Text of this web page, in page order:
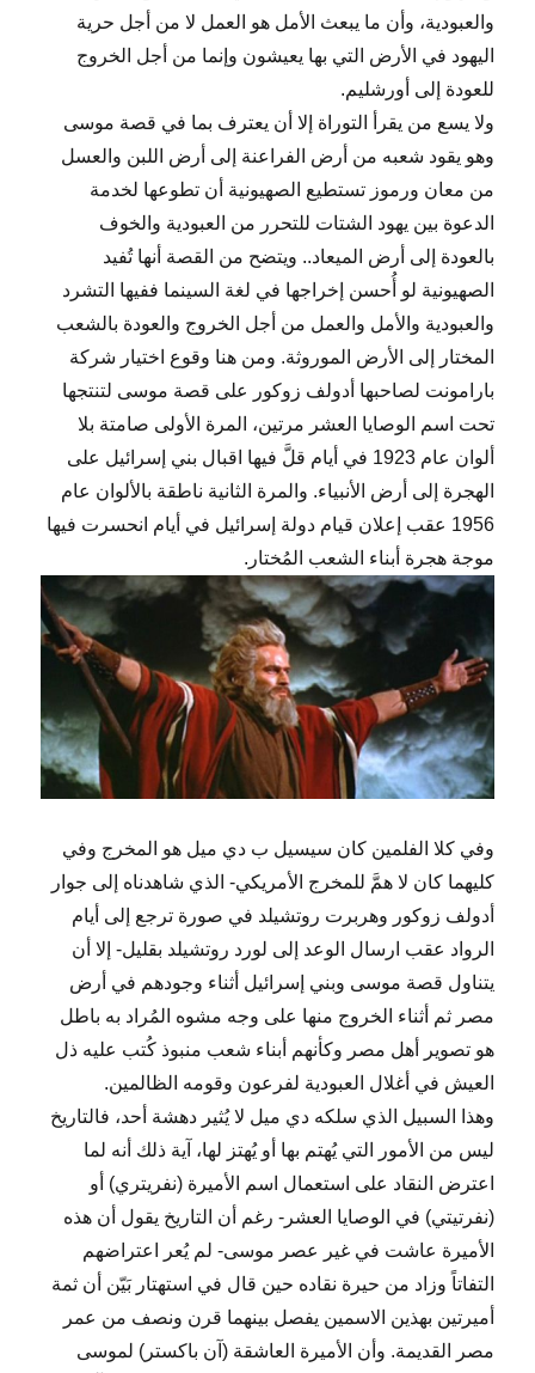
والعبودية، وأن ما يبعث الأمل هو العمل لا من أجل حرية
اليهود في الأرض التي بها يعيشون وإنما من أجل الخروج
للعودة إلى أورشليم.
ولا يسع من يقرأ التوراة إلا أن يعترف بما في قصة موسى
وهو يقود شعبه من أرض الفراعنة إلى أرض اللبن والعسل
من معان ورموز تستطيع الصهيونية أن تطوعها لخدمة
الدعوة بين يهود الشتات للتحرر من العبودية والخوف
بالعودة إلى أرض الميعاد.. ويتضح من القصة أنها تُفيد
الصهيونية لو أُحسن إخراجها في لغة السينما ففيها التشرد
والعبودية والأمل والعمل من أجل الخروج والعودة بالشعب
المختار إلى الأرض الموروثة. ومن هنا وقوع اختيار شركة
بارامونت لصاحبها أدولف زوكور على قصة موسى لتنتجها
تحت اسم الوصايا العشر مرتين، المرة الأولى صامتة بلا
ألوان عام 1923 في أيام قلَّ فيها اقبال بني إسرائيل على
الهجرة إلى أرض الأنبياء. والمرة الثانية ناطقة بالألوان عام
1956 عقب إعلان قيام دولة إسرائيل في أيام انحسرت فيها
موجة هجرة أبناء الشعب المُختار.
وفي كلا الفلمين كان سيسيل ب دي ميل هو المخرج وفي
كليهما كان لا همَّ للمخرج الأمريكي- الذي شاهدناه إلى جوار
أدولف زوكور وهربرت روتشيلد في صورة ترجع إلى أيام
الرواد عقب ارسال الوعد إلى لورد روتشيلد بقليل- إلا أن
يتناول قصة موسى وبني إسرائيل أثناء وجودهم في أرض
مصر ثم أثناء الخروج منها على وجه مشوه المُراد به باطل
هو تصوير أهل مصر وكأنهم أبناء شعب منبوذ كُتب عليه ذل
العيش في أغلال العبودية لفرعون وقومه الظالمين.
وهذا السبيل الذي سلكه دي ميل لا يُثير دهشة أحد، فالتاريخ
ليس من الأمور التي يُهتم بها أو يُهتز لها، آية ذلك أنه لما
اعترض النقاد على استعمال اسم الأميرة (نفريتري) أو
(نفرتيتي) في الوصايا العشر- رغم أن التاريخ يقول أن هذه
الأميرة عاشت في غير عصر موسى- لم يُعر اعتراضهم
التفاتاً وزاد من حيرة نقاده حين قال في استهتار بَيّن أن ثمة
أميرتين بهذين الاسمين يفصل بينهما قرن ونصف من عمر
مصر القديمة. وأن الأميرة العاشقة (آن باكستر) لموسى